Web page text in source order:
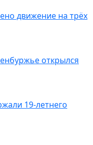
движение на трёх
открылся
19-летнего